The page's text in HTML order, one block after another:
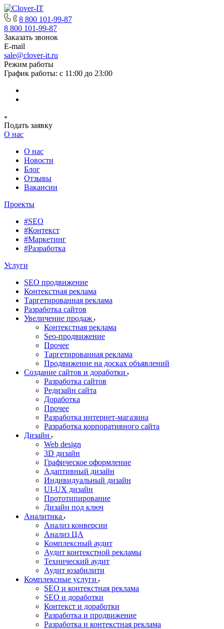
8 800 101-99-87
8 800 101-99-87
Заказать звонок
E-mail
sale@clover-it.ru
Режим работы
График работы: с 11:00 до 23:00
Подать заявку
О нас
О нас
Новости
Блог
Отзывы
Вакансии
Проекты
#SEO
#Контекст
#Маркетинг
#Разработка
Услуги
SEO продвижение
Контекстная реклама
Таргетированная реклама
Разработка сайтов
Увеличение продаж
Контекстная реклама
Seo-продвижение
Прочее
Таргетированная реклама
Продвижение на досках объявлений
Создание сайтов и доработки
Разработка сайтов
Редизайн сайта
Доработка
Прочее
Разработка интернет-магазина
Разработка корпоративного сайта
Дизайн
Web design
3D дизайн
Графическое оформление
Адаптивный дизайн
Индивидуальный дизайн
UI‑UX дизайн
Прототипирование
Дизайн под ключ
Аналитика
Анализ конверсии
Анализ ЦА
Комплексный аудит
Аудит контекстной рекламы
Технический аудит
Аудит юзабилити
Комплексные услуги
SEO и контекстная реклама
SEO и доработки
Контекст и доработки
Разработка и продвижение
Разработка и контекстная реклама